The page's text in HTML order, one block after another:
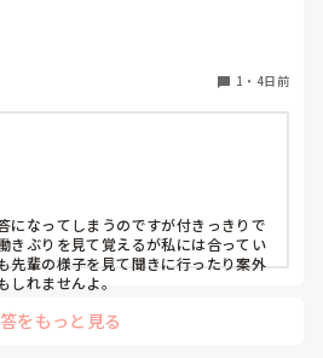
を動かす」ことだけ
雰囲気も含めて見直
学びにつながるの
適宜師長さんや主任
とも情報共有しなが
い🫡
けや指導はしていますが、「もっ
ても、業務を優先せざるを得ない
訳なさを感じています。
輩指導をされている方は、どのよう
？限られた時間の中でも、効果的に
ら意識していることがあれば教えて
践できる工夫があれば、ぜひ参考に
1 ・ 4日前
になってしまうのですが付きっきりで
きぶりを見て覚えるが私には合ってい
先輩の様子を見て聞きに行ったり案外
しれませんよ。
をもっと見る